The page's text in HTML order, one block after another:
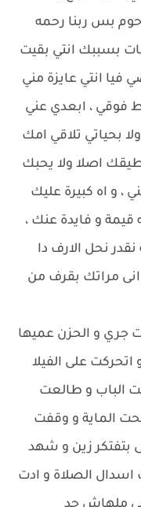
بس ربنا رحمه
بسببك انتي بقيت
فيا انتي عايزة مني
فوقي ، ابعدي عني
بحياتي تلاقي امك
اصلا ولا يحبك
، و اه كبيرة عليك
و فايدة عنك ،
نحل الارف دا
انى مراتك بقرف من
جري و الحزن عميها
على الفيلا
الباب و طالعت
الماية و وقفت
بتفتكر زين و شهد
الصلاة و ادت